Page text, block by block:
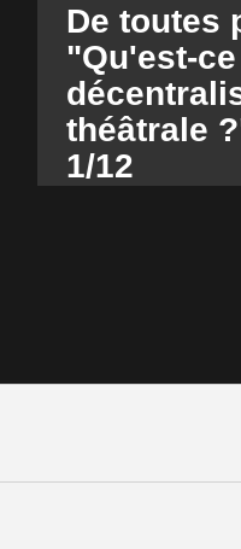
De toutes
"Qu'est-
théâtrale
1/12